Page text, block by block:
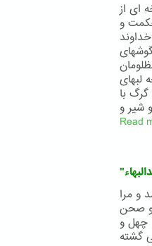
ای از
و
لبهای
با
Read
و مرا
و صحن
چهل و
گشته